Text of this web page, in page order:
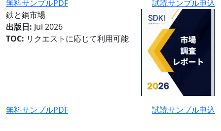
無料サンプルPDF
試読サンプル申込
鉄と鋼市場
出版日: Jul 2026
TOC: リクエストに応じて利用可能
無料サンプルPDF 試読サンプル申込